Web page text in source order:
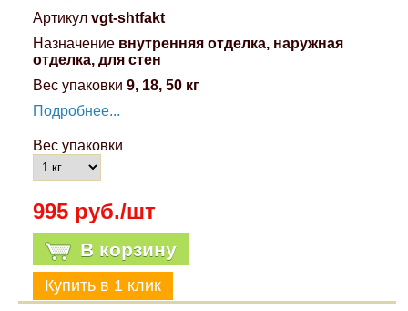
Артикул vgt-shtfakt
Назначение внутренняя отделка, наружная
отделка, для стен
Вес упаковки 9, 18, 50 кг
Подробнее...
Вес упаковки
995 руб./шт
В корзину